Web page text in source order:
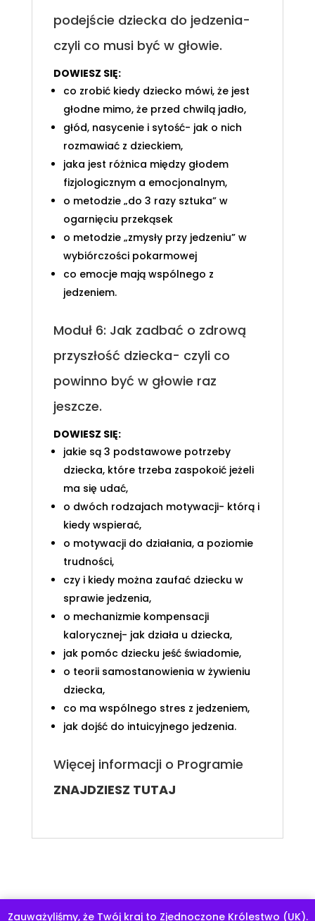
podejście dziecka do jedzenia-
czyli co musi być w głowie.
DOWIESZ SIĘ:
co zrobić kiedy dziecko mówi, że jest
głodne mimo, że przed chwilą jadło,
głód, nasycenie i sytość- jak o nich
rozmawiać z dzieckiem,
jaka jest różnica między głodem
fizjologicznym a emocjonalnym,
o metodzie „do 3 razy sztuka” w
ogarnięciu przekąsek
o metodzie „zmysły przy jedzeniu” w
wybiórczości pokarmowej
co emocje mają wspólnego z
jedzeniem.
Moduł 6: Jak zadbać o zdrową
przyszłość dziecka- czyli co
powinno być w głowie raz
jeszcze.
DOWIESZ SIĘ:
jakie są 3 podstawowe potrzeby
dziecka, które trzeba zaspokoić jeżeli
ma się udać,
o dwóch rodzajach motywacji- którą i
kiedy wspierać,
o motywacji do działania, a poziomie
trudności,
czy i kiedy można zaufać dziecku w
sprawie jedzenia,
o mechanizmie kompensacji
kalorycznej- jak działa u dziecka,
jak pomóc dziecku jeść świadomie,
o teorii samostanowienia w żywieniu
dziecka,
co ma wspólnego stres z jedzeniem,
jak dojść do intuicyjnego jedzenia.
Więcej informacji o Programie
ZNAJDZIESZ TUTAJ
Zauważyliśmy, że Twój kraj to Zjednoczone Królestwo (UK).